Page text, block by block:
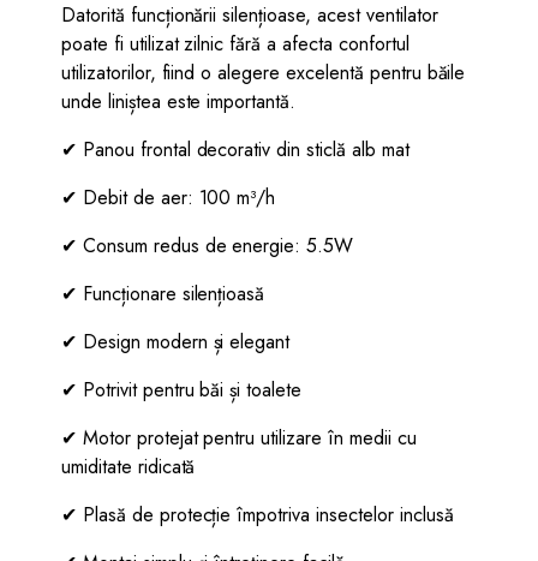
Datorită funcționării silențioase, acest ventilator
poate fi utilizat zilnic fără a afecta confortul
utilizatorilor, fiind o alegere excelentă pentru băile
unde liniștea este importantă.
✔ Panou frontal decorativ din sticlă alb mat
✔ Debit de aer: 100 m³/h
✔ Consum redus de energie: 5.5W
✔ Funcționare silențioasă
✔ Design modern și elegant
✔ Potrivit pentru băi și toalete
✔ Motor protejat pentru utilizare în medii cu
umiditate ridicată
✔ Plasă de protecție împotriva insectelor inclusă